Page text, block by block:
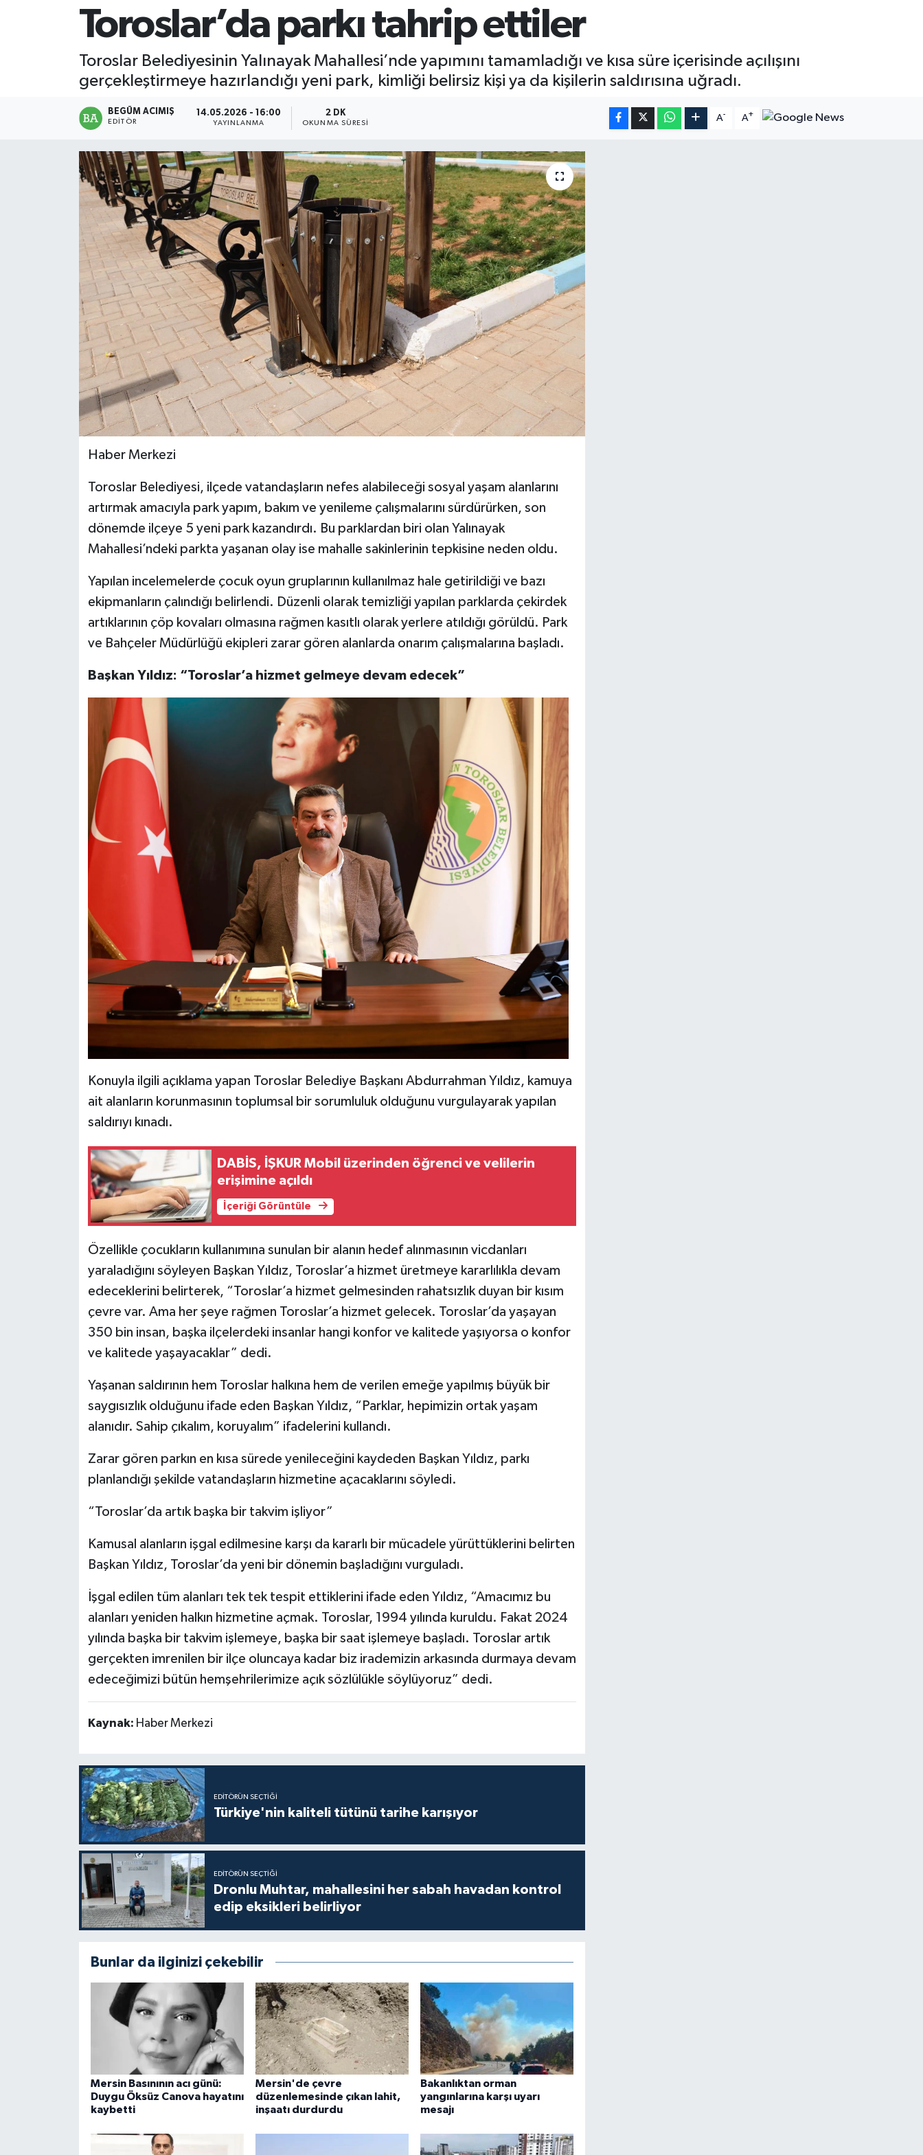
Toroslar’da parkı tahrip ettiler
Toroslar Belediyesinin Yalınayak Mahallesi’nde yapımını tamamladığı ve kısa süre içerisinde açılışını
gerçekleştirmeye hazırlandığı yeni park, kimliği belirsiz kişi ya da kişilerin saldırısına uğradı.
BEGÜM ACIMIŞ
EDITÖR
14.05.2026 - 16:00
YAYINLANMA
2 DK
OKUNMA SÜRESI
A- A+
Haber Merkezi
Toroslar Belediyesi, ilçede vatandaşların nefes alabileceği sosyal yaşam alanlarını
artırmak amacıyla park yapım, bakım ve yenileme çalışmalarını sürdürürken, son
dönemde ilçeye 5 yeni park kazandırdı. Bu parklardan biri olan Yalınayak
Mahallesi’ndeki parkta yaşanan olay ise mahalle sakinlerinin tepkisine neden oldu.
Yapılan incelemelerde çocuk oyun gruplarının kullanılmaz hale getirildiği ve bazı
ekipmanların çalındığı belirlendi. Düzenli olarak temizliği yapılan parklarda çekirdek
artıklarının çöp kovaları olmasına rağmen kasıtlı olarak yerlere atıldığı görüldü. Park
ve Bahçeler Müdürlüğü ekipleri zarar gören alanlarda onarım çalışmalarına başladı.
Başkan Yıldız: “Toroslar’a hizmet gelmeye devam edecek”
Konuyla ilgili açıklama yapan Toroslar Belediye Başkanı Abdurrahman Yıldız, kamuya
ait alanların korunmasının toplumsal bir sorumluluk olduğunu vurgulayarak yapılan
saldırıyı kınadı.
DABİS, İŞKUR Mobil üzerinden öğrenci ve velilerin
erişimine açıldı
İçeriği Görüntüle
Özellikle çocukların kullanımına sunulan bir alanın hedef alınmasının vicdanları
yaraladığını söyleyen Başkan Yıldız, Toroslar’a hizmet üretmeye kararlılıkla devam
edeceklerini belirterek, “Toroslar’a hizmet gelmesinden rahatsızlık duyan bir kısım
çevre var. Ama her şeye rağmen Toroslar’a hizmet gelecek. Toroslar’da yaşayan
350 bin insan, başka ilçelerdeki insanlar hangi konfor ve kalitede yaşıyorsa o konfor
ve kalitede yaşayacaklar” dedi.
Yaşanan saldırının hem Toroslar halkına hem de verilen emeğe yapılmış büyük bir
saygısızlık olduğunu ifade eden Başkan Yıldız, “Parklar, hepimizin ortak yaşam
alanıdır. Sahip çıkalım, koruyalım” ifadelerini kullandı.
Zarar gören parkın en kısa sürede yenileceğini kaydeden Başkan Yıldız, parkı
planlandığı şekilde vatandaşların hizmetine açacaklarını söyledi.
“Toroslar’da artık başka bir takvim işliyor”
Kamusal alanların işgal edilmesine karşı da kararlı bir mücadele yürüttüklerini belirten
Başkan Yıldız, Toroslar’da yeni bir dönemin başladığını vurguladı.
İşgal edilen tüm alanları tek tek tespit ettiklerini ifade eden Yıldız, “Amacımız bu
alanları yeniden halkın hizmetine açmak. Toroslar, 1994 yılında kuruldu. Fakat 2024
yılında başka bir takvim işlemeye, başka bir saat işlemeye başladı. Toroslar artık
gerçekten imrenilen bir ilçe oluncaya kadar biz irademizin arkasında durmaya devam
edeceğimizi bütün hemşehrilerimize açık sözlülükle söylüyoruz” dedi.
Kaynak: Haber Merkezi
EDITÖRÜN SEÇTIĞI
Türkiye'nin kaliteli tütünü tarihe karışıyor
EDITÖRÜN SEÇTIĞI
Dronlu Muhtar, mahallesini her sabah havadan kontrol
edip eksikleri belirliyor
Bunlar da ilginizi çekebilir
Mersin Basınının acı günü:
Duygu Öksüz Canova hayatını
kaybetti
Mersin'de çevre
düzenlemesinde çıkan lahit,
inşaatı durdurdu
Bakanlıktan orman
yangınlarına karşı uyarı
mesajı
Özel Haber
Politika
Resmi İlan
Sürmanşet
Teknoloji